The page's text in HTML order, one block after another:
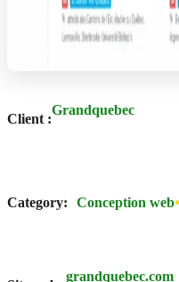
Client :
Grandquebec
Category: Conception web
grandquebec.com